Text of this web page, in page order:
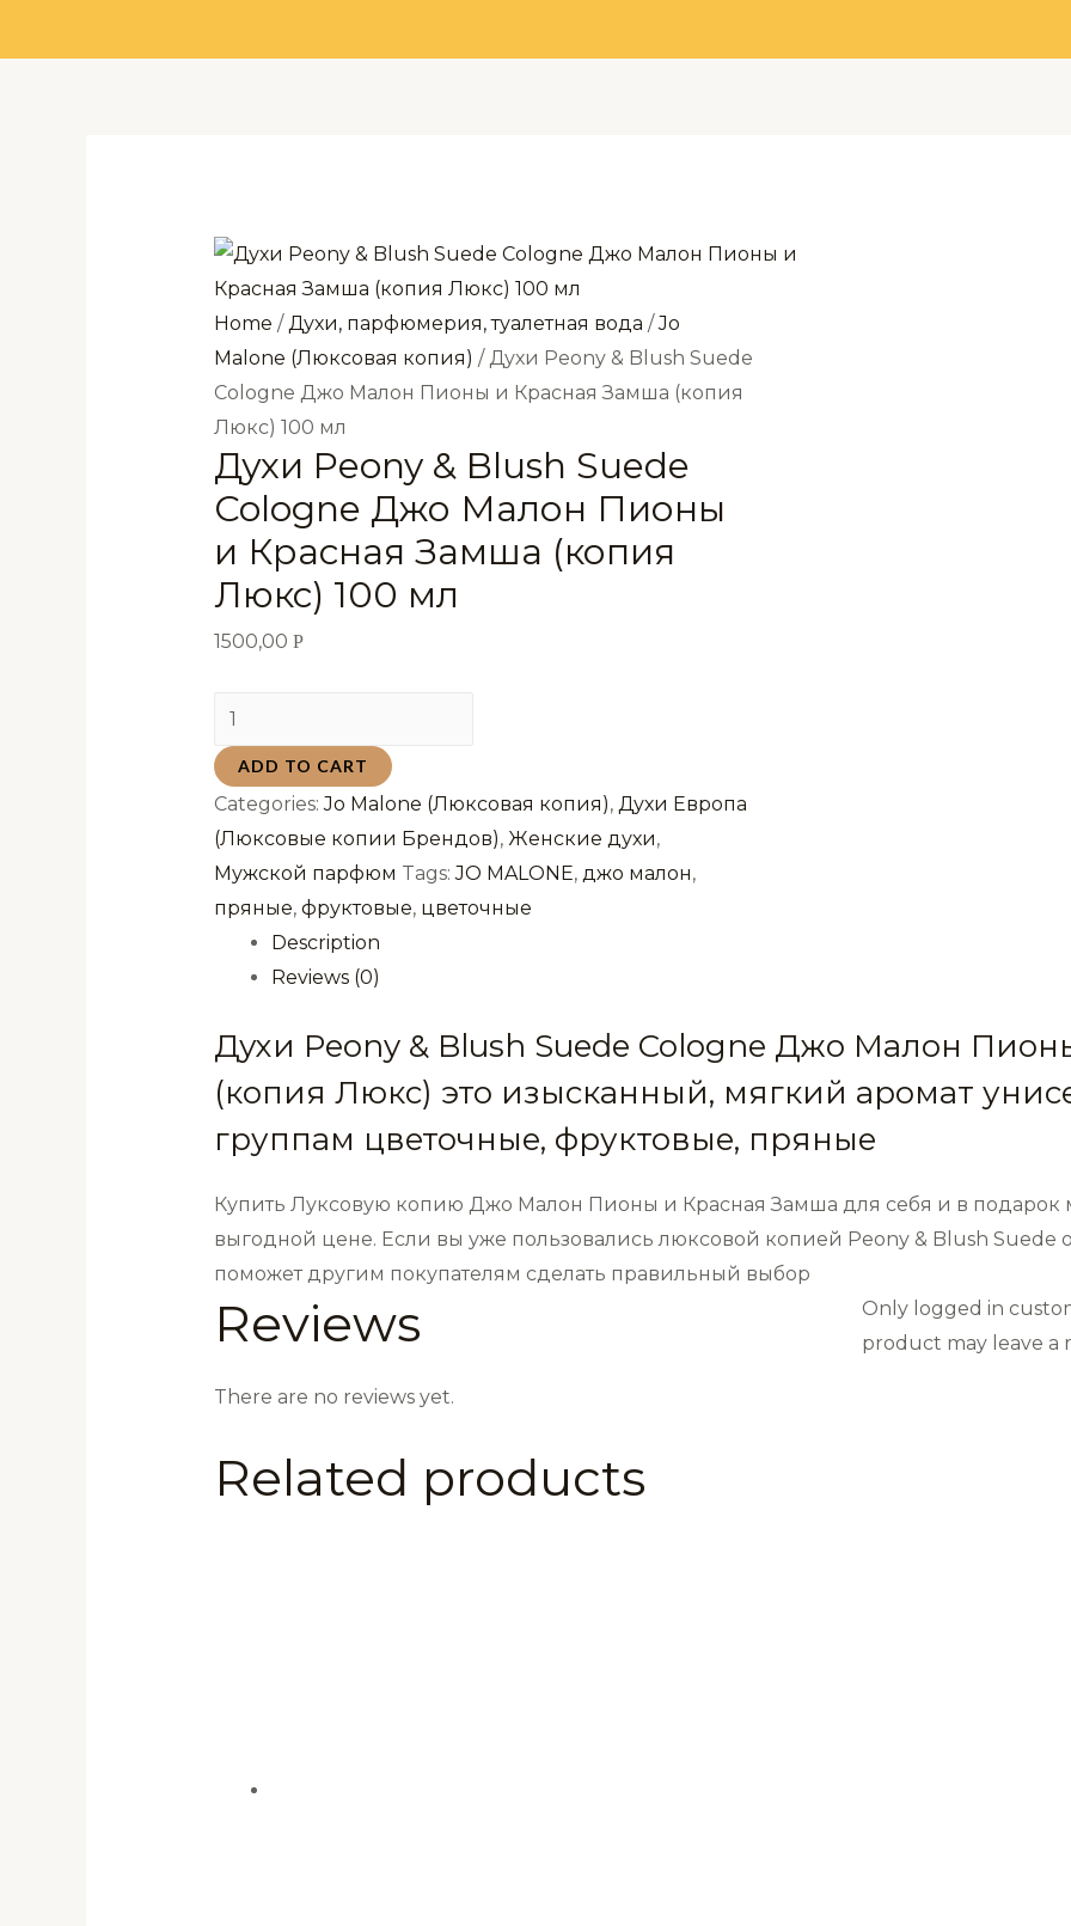
Home / Духи, парфюмерия, туалетная вода /Jo
Malone (Люксовая копия) / Духи Peony & Blush Suede
Cologne Джо Малон Пионы и Красная Замша (копия
Люкс) 100 мл
Духи Peony & Blush Suede
Cologne Джо Малон Пионы
и Красная Замша (копия
Люкс) 100 мл
1500,00 Р
Духи
Peony
&
Blush
Suede
Cologne
Джо
Малон
Пионы
Красная
Замша
Люкс)
100
ADD TO CART
Categories:Jo Malone (Люксовая копия), Духи Европа
(Люксовые копии Брендов), Женские духи,
Мужской парфюм Tags:JO MALONE, джо малон,
пряные, фруктовые, цветочные
Description
Reviews (0)
Духи Peony & Blush Suede Cologne Джо Малон
(копия Люкс) это изысканный, мягкий аромат
группам цветочные, фруктовые, пряные
Купить Луксовую копию Джо Малон Пионы и Красная Замша для себя и в подарок
выгодной цене. Если вы уже пользовались люксовой копией Peony & Blush Suede
поможет другим покупателям сделать правильный выбор
Reviews
There are no reviews yet.
Only logged in
product may leave a
Related products